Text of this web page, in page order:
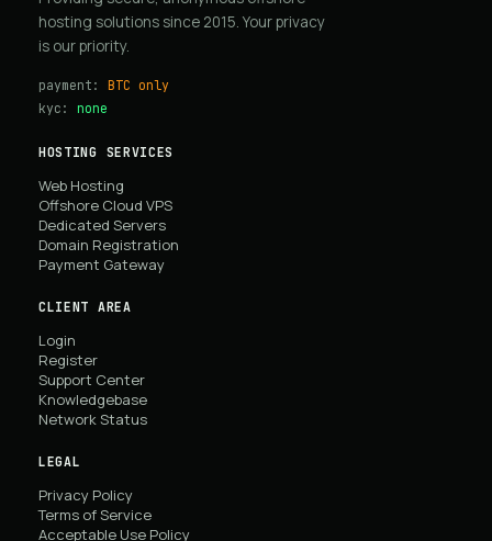
hosting solutions since 2015. Your privacy
is our priority.
payment: BTC only
kyc: none
HOSTING SERVICES
Web Hosting
Offshore Cloud VPS
Dedicated Servers
Domain Registration
Payment Gateway
CLIENT AREA
Login
Register
Support Center
Knowledgebase
Network Status
LEGAL
Privacy Policy
Terms of Service
Acceptable Use Policy